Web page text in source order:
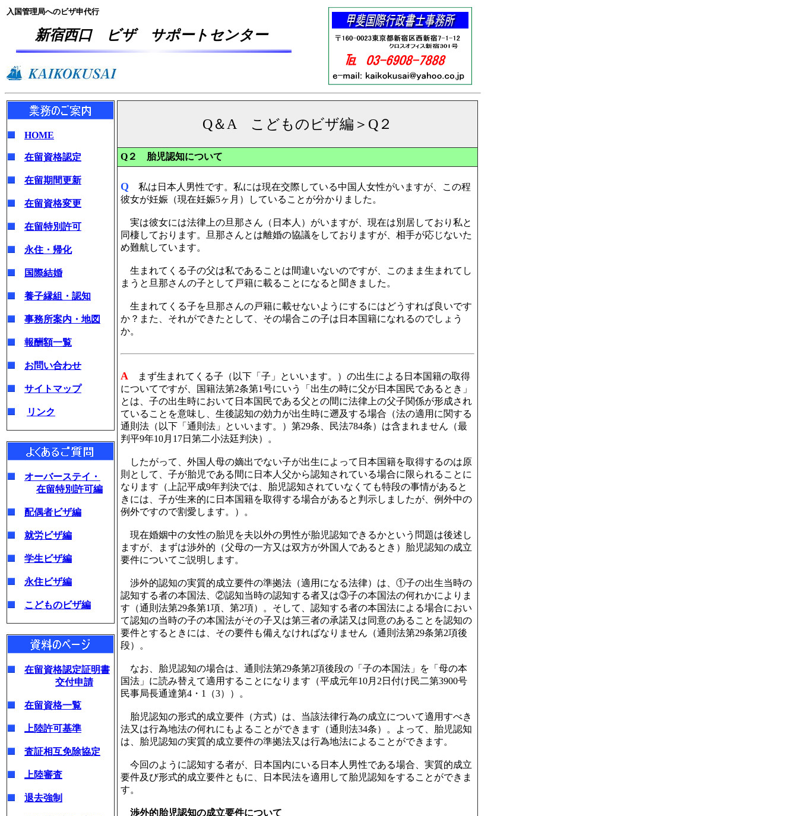
入国管理局へのビザ申代行
新宿西口 ビザ サポートセンター
HOME
在留資格認定
在留期間更新
在留資格変更
在留特別許可
永住・帰化
国際結婚
養子縁組・認知
事務所案内・地図
報酬額一覧
お問い合わせ
サイトマップ
リンク
オーバーステイ・
在留特別許可編
配偶者ビザ編
就労ビザ編
学生ビザ編
永住ビザ編
こどものビザ編
在留資格認定証明書
交付申請
在留資格一覧
上陸許可基準
査証相互免除協定
上陸審査
退去強制
Q＆A こどものビザ編＞Q２
Q２ 胎児認知について
Q 私は日本人男性です。私には現在交際している中国人女性がいますが、この程
彼女が妊娠（現在妊娠5ヶ月）していることが分かりました。
実は彼女には法律上の旦那さん（日本人）がいますが、現在は別居しており私と
同棲しております。旦那さんとは離婚の協議をしておりますが、相手が応じないた
め難航しています。
生まれてくる子の父は私であることは間違いないのですが、このまま生まれてし
まうと旦那さんの子として戸籍に載ることになると聞きました。
生まれてくる子を旦那さんの戸籍に載せないようにするにはどうすれば良いです
か？また、それができたとして、その場合この子は日本国籍になれるのでしょう
か。
A まず生まれてくる子（以下「子」といいます。）の出生による日本国籍の取得
についてですが、国籍法第2条第1号にいう「出生の時に父が日本国民であるとき」
とは、子の出生時において日本国民である父との間に法律上の父子関係が形成され
ていることを意味し、生後認知の効力が出生時に遡及する場合（法の適用に関する
通則法（以下「通則法」といいます。）第29条、民法784条）は含まれません（最
判平9年10月17日第二小法廷判決）。
したがって、外国人母の嫡出でない子が出生によって日本国籍を取得するのは原
則として、子が胎児である間に日本人父から認知されている場合に限られることに
なります（上記平成9年判決では、胎児認知されていなくても特段の事情があると
きには、子が生来的に日本国籍を取得する場合があると判示しましたが、例外中の
例外ですので割愛します。）。
現在婚姻中の女性の胎児を夫以外の男性が胎児認知できるかという問題は後述し
ますが、まずは渉外的（父母の一方又は双方が外国人であるとき）胎児認知の成立
要件についてご説明します。
渉外的認知の実質的成立要件の準拠法（適用になる法律）は、①子の出生当時の
認知する者の本国法、②認知当時の認知する者又は③子の本国法の何れかによりま
す（通則法第29条第1項、第2項）。そして、認知する者の本国法による場合におい
て認知の当時の子の本国法がその子又は第三者の承諾又は同意のあることを認知の
要件とするときには、その要件も備えなければなりません（通則法第29条第2項後
段）。
なお、胎児認知の場合は、通則法第29条第2項後段の「子の本国法」を「母の本
国法」に読み替えて適用することになります（平成元年10月2日付け民二第3900号
民事局長通達第4・1（3））。
胎児認知の形式的成立要件（方式）は、当該法律行為の成立について適用すべき
法又は行為地法の何れにもよることができます（通則法34条）。よって、胎児認知
は、胎児認知の実質的成立要件の準拠法又は行為地法によることができます。
今回のように認知する者が、日本国内にいる日本人男性である場合、実質的成立
要件及び形式的成立要件ともに、日本民法を適用して胎児認知をすることができま
す。
渉外的胎児認知の成立要件について